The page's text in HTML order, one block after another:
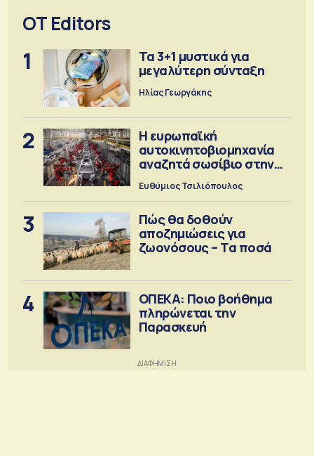
OT Editors
1
Τα 3+1 μυστικά για
μεγαλύτερη σύνταξη
Ηλίας Γεωργάκης
2
Η ευρωπαϊκή
αυτοκινητοβιομηχανία
αναζητά σωσίβιο στην
Κίνα
Ευθύμιος Τσιλιόπουλος
3
Πώς θα δοθούν
αποζημιώσεις για
ζωονόσους – Τα ποσά
4
ΟΠΕΚΑ: Ποιο βοήθημα
πληρώνεται την
Παρασκευή